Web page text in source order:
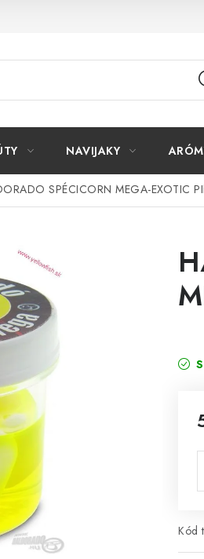
NAVIJAKY
SPÉCICORN MEGA-EXOTIC
Kód